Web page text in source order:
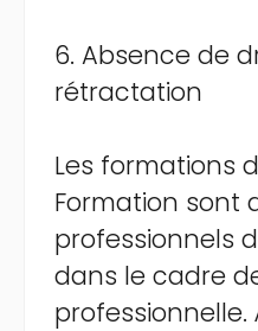
6. Absence de
rétractation
Les formations
Formation sont
professionnels
dans le cadre
professionnelle.